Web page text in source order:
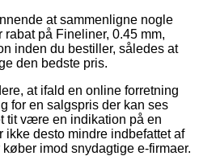
at sammenligne nogle
på Fineliner, 0.45 mm,
inden du bestiller, således at
den bedste pris.
at ifald en online forretning
for en salgspris der kan ses
tit være en indikation på en
desto mindre indbefattet af
imod snydagtige e-firmaer.